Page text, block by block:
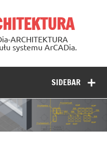
ARCHITEKTURA
systemu ArCADia.
SIDEBAR